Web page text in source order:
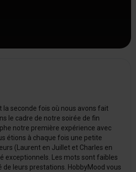
la seconde fois où nous avons fait
le cadre de notre soirée de fin
notre première expérience avec
étions à chaque fois une petite
(Laurent en Juillet et Charles en
exceptionnels. Les mots sont faibles
de leurs prestations. HobbyMood vous